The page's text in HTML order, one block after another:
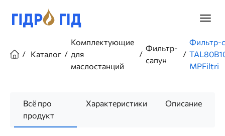
основному
Главное
навигации
Каталог
Комплектующие
для
маслостанций
Фильтр-
сапун
Фильтр-
MPFiltri
Всё про
продукт
Характеристики Описание